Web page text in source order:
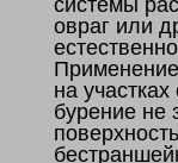
овраг или
на
бурение не